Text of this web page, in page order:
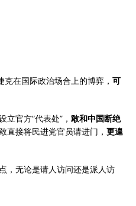
克在国际政治场合上的博弈， 可
官方“代表处”， 敢和中国断绝
直接将民进党官员请进门， 更遑
，无论是请人访问还是派人访